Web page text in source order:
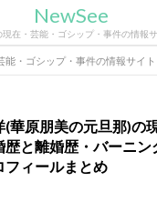
NewSee
現在・芸能・ゴシップ・事件の情報
・ゴシップ・事件の情報サイト
(華原朋美の元旦那)の
歴と離婚歴・バーニン
フィールまとめ